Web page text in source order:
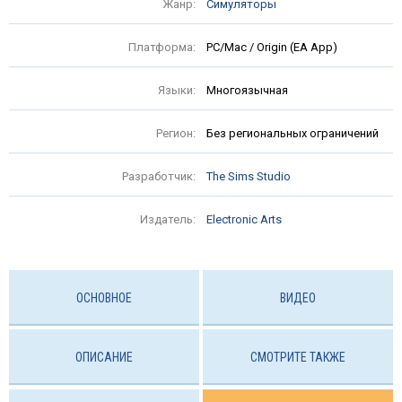
Жанр: Симуляторы
Платформа: PC/Mac / Origin (EA App)
Языки: Многоязычная
Регион: Без региональных ограничений
Разработчик: The Sims Studio
Издатель: Electronic Arts
ОСНОВНОЕ ВИДЕО
ОПИСАНИЕ СМОТРИТЕ ТАКЖЕ